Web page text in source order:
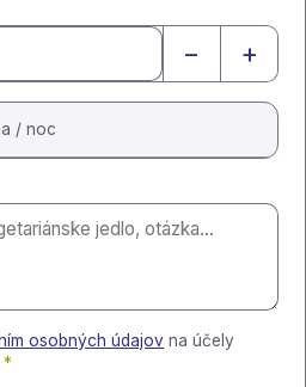
− +
/ noc
osobných údajov na účely
*